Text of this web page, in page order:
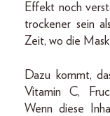
Effekt noch
trockener sein
Zeit, wo die
Dazu kommt,
Vitamin C,
Wenn diese